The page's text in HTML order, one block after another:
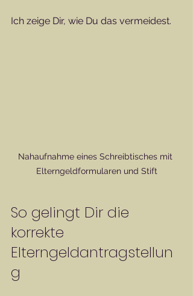
Ich zeige Dir, wie Du das vermeidest.
Nahaufnahme eines Schreibtisches mit
Elterngeldformularen und Stift
So gelingt Dir die
korrekte
Elterngeldantragstellun
g